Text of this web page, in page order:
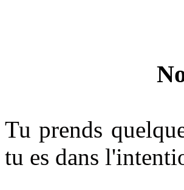
Tu prends
tu es dans